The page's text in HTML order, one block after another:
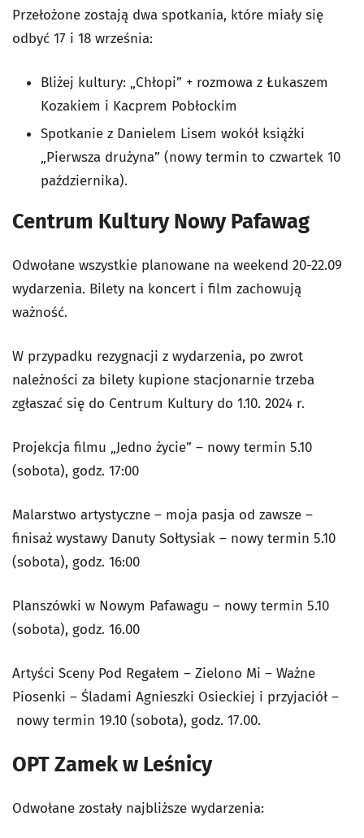
Przełożone zostają dwa spotkania, które miały się
odbyć 17 i 18 września:
Bliżej kultury: „Chłopi” + rozmowa z Łukaszem
Kozakiem i Kacprem Pobłockim
Spotkanie z Danielem Lisem wokół książki
„Pierwsza drużyna” (nowy termin to czwartek 10
października).
Centrum Kultury Nowy Pafawag
Odwołane wszystkie planowane na weekend 20-22.09
wydarzenia. Bilety na koncert i film zachowują
ważność.
W przypadku rezygnacji z wydarzenia, po zwrot
należności za bilety kupione stacjonarnie trzeba
zgłaszać się do Centrum Kultury do 1.10. 2024 r.
Projekcja filmu „Jedno życie” – nowy termin 5.10
(sobota), godz. 17:00
Malarstwo artystyczne – moja pasja od zawsze –
finisaż wystawy Danuty Sołtysiak – nowy termin 5.10
(sobota), godz. 16:00
Planszówki w Nowym Pafawagu – nowy termin 5.10
(sobota), godz. 16.00
Artyści Sceny Pod Regałem – Zielono Mi – Ważne
Piosenki – Śladami Agnieszki Osieckiej i przyjaciół –
nowy termin 19.10 (sobota), godz. 17.00.
OPT Zamek w Leśnicy
Odwołane zostały najbliższe wydarzenia: